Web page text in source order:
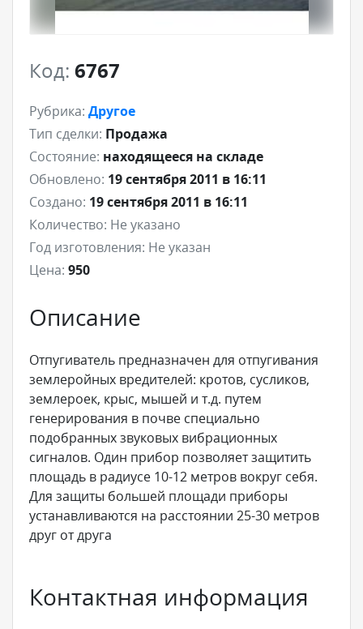
Код: 6767
Рубрика: Другое
Тип сделки: Продажа
Состояние: находящееся на складе
Обновлено: 19 сентября 2011 в 16:11
Создано: 19 сентября 2011 в 16:11
Количество: Не указано
Год изготовления: Не указан
Цена: 950
Описание
Отпугиватель предназначен для отпугивания
землеройных вредителей: кротов, сусликов,
землероек, крыс, мышей и т.д. путем
генерирования в почве специально
подобранных звуковых вибрационных
сигналов. Один прибор позволяет защитить
площадь в радиусе 10-12 метров вокруг себя.
Для защиты большей площади приборы
устанавливаются на расстоянии 25-30 метров
друг от друга
Контактная информация